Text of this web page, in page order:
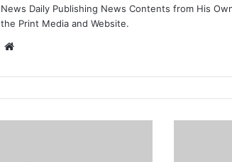
News Daily Publishing News Contents from His
the Print Media and Website.
Website